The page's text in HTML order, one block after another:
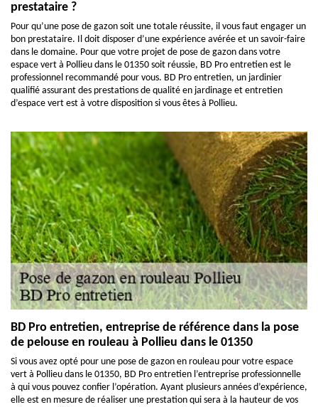
prestataire ?
Pour qu’une pose de gazon soit une totale réussite, il vous faut engager un
bon prestataire. Il doit disposer d’une expérience avérée et un savoir-faire
dans le domaine. Pour que votre projet de pose de gazon dans votre
espace vert à Pollieu dans le 01350 soit réussie, BD Pro entretien est le
professionnel recommandé pour vous. BD Pro entretien, un jardinier
qualifié assurant des prestations de qualité en jardinage et entretien
d’espace vert est à votre disposition si vous êtes à Pollieu.
BD Pro entretien, entreprise de référence dans la pose
de pelouse en rouleau à Pollieu dans le 01350
Si vous avez opté pour une pose de gazon en rouleau pour votre espace
vert à Pollieu dans le 01350, BD Pro entretien l’entreprise professionnelle
à qui vous pouvez confier l’opération. Ayant plusieurs années d’expérience,
elle est en mesure de réaliser une prestation qui sera à la hauteur de vos